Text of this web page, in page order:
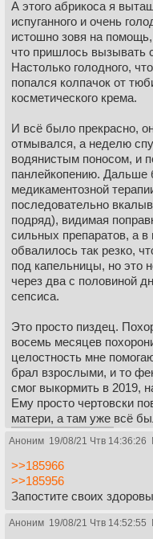
А этого абрикоса я
испуганного и очень
истошно зовя на
что пришлось вызывать
Настолько голодного,
попался колпачок от
косметического крема.
И всё было прекрасно,
отмывался, а неделю
водянистым поносом, и
панлейкопению. Дальше
медикаментозной
последовательно
подряд), видимая
сильных препаратов, а
обвалилось так резко,
под капельницы, но это
через два с половиной
сепсиса.
Это просто пиздец.
восемь месяцев
целостность мне
брал взрослыми, и то
смог выкормить в 2019,
Ему просто чертовски
матери, а там уже всё
Аноним 19/08/21 Чтв 14:36:26
>>185966
>>185956
Запостите своих
Аноним 19/08/21 Чтв 14:52:55